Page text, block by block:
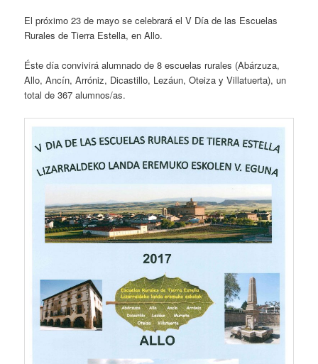
El próximo 23 de mayo se celebrará el V Día de las Escuelas
Rurales de Tierra Estella, en Allo.
Éste día convivirá alumnado de 8 escuelas rurales (Abárzuza,
Allo, Ancín, Arróniz, Dicastillo, Lezáun, Oteiza y Villatuerta), un
total de 367 alumnos/as.